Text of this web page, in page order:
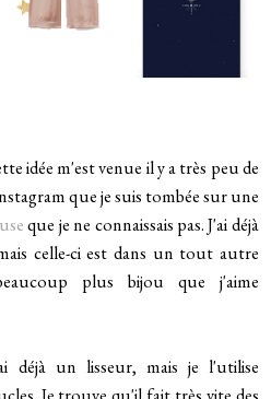
idée m'est venue il y a très peu de
que je suis tombée sur une
que je ne connaissais pas. J'ai déjà
celle-ci est dans un tout autre
plus bijou que j'aime
déjà un lisseur, mais je l'utilise